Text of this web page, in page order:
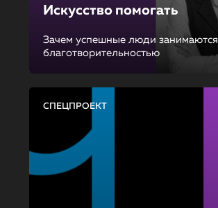
Искусство помогать
Зачем успешные люди занимаются
благотворительностью
СПЕЦПРОЕКТ